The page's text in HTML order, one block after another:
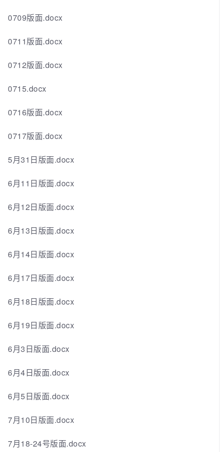
0709版面.docx
0711版面.docx
0712版面.docx
0715.docx
0716版面.docx
0717版面.docx
5月31日版面.docx
6月11日版面.docx
6月12日版面.docx
6月13日版面.docx
6月14日版面.docx
6月17日版面.docx
6月18日版面.docx
6月19日版面.docx
6月3日版面.docx
6月4日版面.docx
6月5日版面.docx
7月10日版面.docx
7月18-24号版面.docx